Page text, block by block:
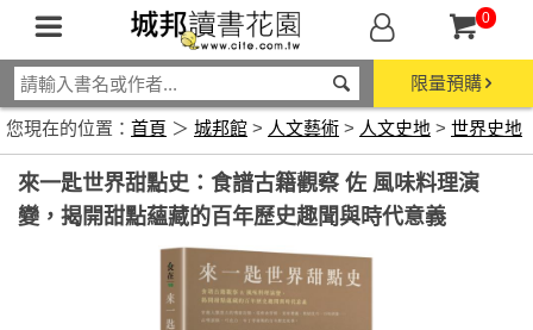
0
限量預購
您現在的位置： 首頁 ＞ 城邦館 > 人文藝術 > 人文史地 > 世界史地
來一匙世界甜點史：食譜古籍觀察 佐 風味料理演
變，揭開甜點蘊藏的百年歷史趣聞與時代意義